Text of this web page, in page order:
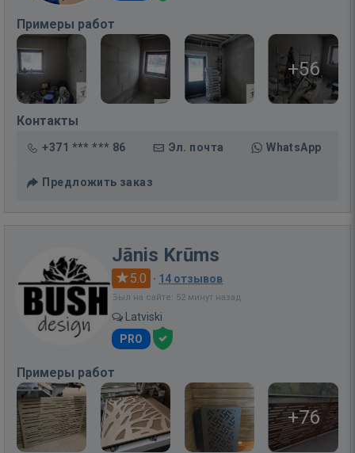
Примеры работ
+56
Контакты
+371 *** *** 86 Эл. почта WhatsApp
Предложить заказ
Jānis Krūms
5.0 · 14 отзывов
Был на сайте: 52 минут назад
Latviski
PRO
Примеры работ
+76